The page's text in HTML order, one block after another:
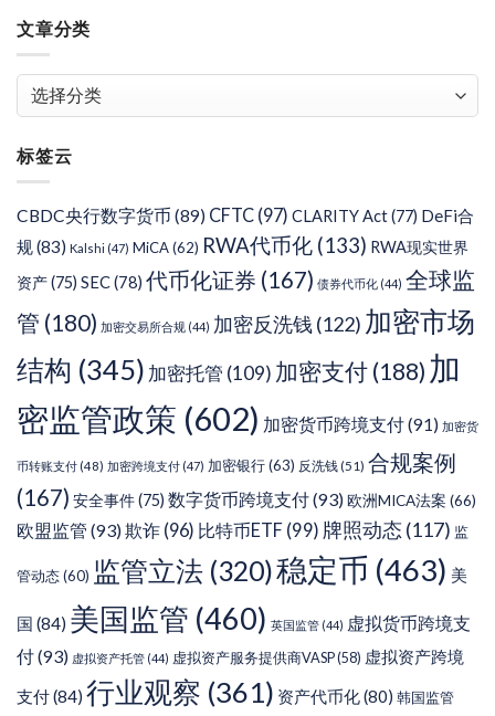
文章分类
类
标签云
CBDC央行数字货币 (89) CFTC (97) CLARITY Act(77) DeFi合
规 (83) Kalshi (47) MiCA(62) RWA代币化 (133) RWA现实世界
资产(75) SEC(78) 代币化证券 (167) 债券代币化 (44) 全球监
管 (180) 加密交易所合规 (44) 加密反洗钱 (122) 加密市场
结构 (345) 加密托管 (109) 加密支付 (188) 加
密监管政策 (602) 加密货币跨境支付(91) 加密货
币转账支付 (48) 加密跨境支付 (47) 加密银行(63) 反洗钱(51) 合规案例
(167) 安全事件(75) 数字货币跨境支付(93)欧洲MICA法案 (66)
欧盟监管 (93)欺诈 (96) 比特币ETF (99) 牌照动态 (117) 监
管动态(60) 监管立法 (320)稳定币 (463) 美
国 (84) 美国监管 (460) 英国监管 (44) 虚拟货币跨境支
付(93) 虚拟资产托管 (44) 虚拟资产服务提供商VASP(58) 虚拟资产跨境
支付(84) 行业观察 (361) 资产代币化 (80) 韩国监管